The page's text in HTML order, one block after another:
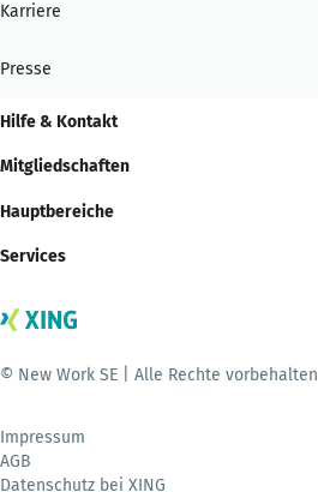
Karriere
Presse
Hilfe & Kontakt
Mitgliedschaften
Hauptbereiche
Services
© New Work SE | Alle Rechte vorbehalten
Impressum
AGB
Datenschutz bei XING